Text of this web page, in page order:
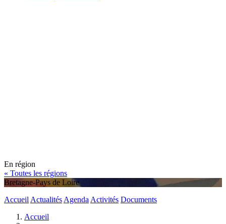
En région
« Toutes les régions
Bretagne-Pays de Loire
Accueil Actualités Agenda Activités Documents
Accueil